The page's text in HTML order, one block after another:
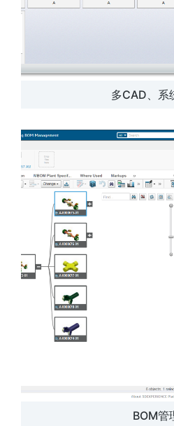
多CAD、系
BOM管